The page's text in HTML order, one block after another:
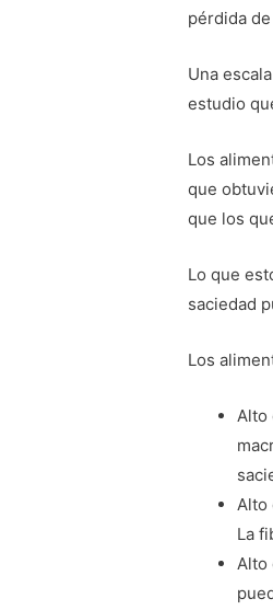
pérdida
Una
estudio
Los
que
que los
Lo que
saciedad
Los
Alto
Alto
La
Alto